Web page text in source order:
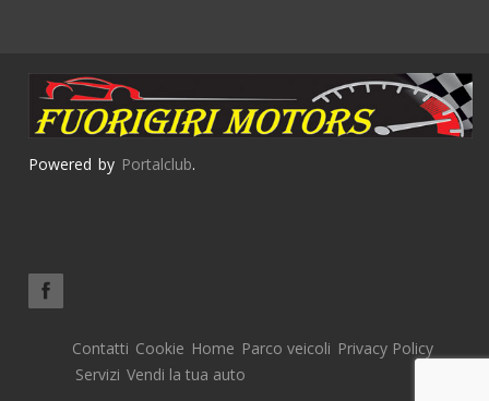
Powered by Portalclub.
Contatti Cookie Home Parco veicoli Privacy Policy
Servizi Vendi la tua auto